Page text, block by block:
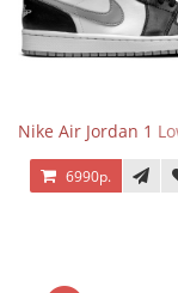
Nike Air Jordan 1
6990р.